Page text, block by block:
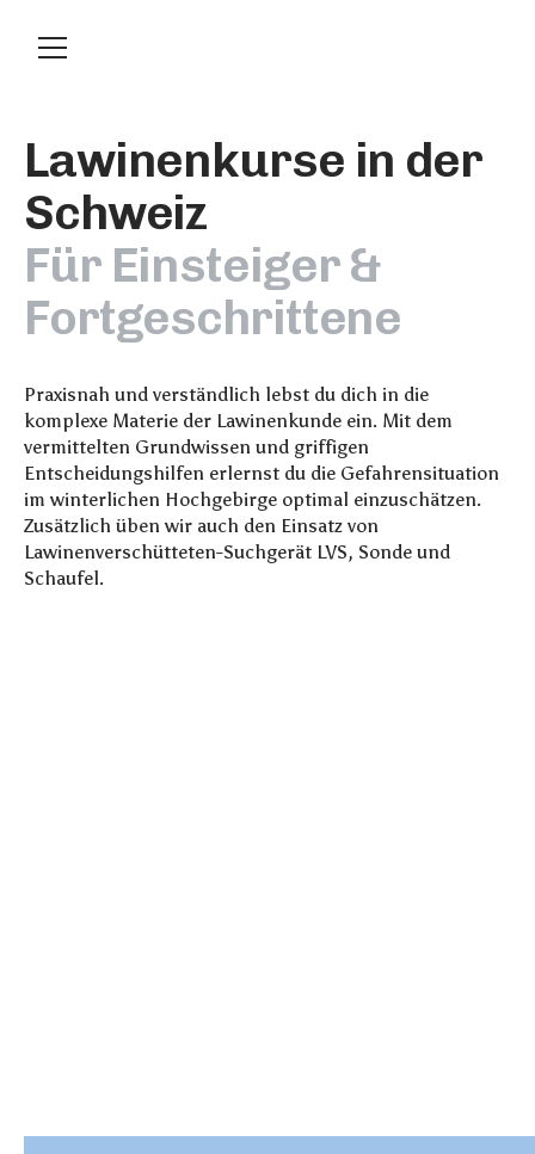
Lawinenkurse in der
Schweiz
Für Einsteiger&
Fortgeschrittene
Praxisnah und verständlich lebst du dich in die
komplexe Materie der Lawinenkunde ein. Mit dem
vermittelten Grundwissen und griffigen
Entscheidungshilfen erlernst du die Gefahrensituation
im winterlichen Hochgebirge optimal einzuschätzen.
Zusätzlich üben wir auch den Einsatz von
Lawinenverschütteten-Suchgerät LVS, Sonde und
Schaufel.